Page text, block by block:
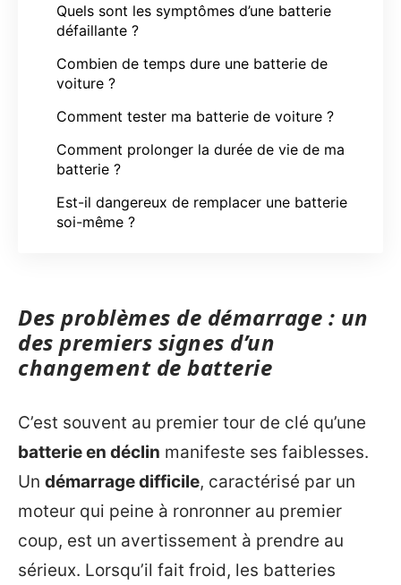
Quels sont les symptômes d’une batterie
défaillante ?
Combien de temps dure une batterie de
voiture ?
Comment tester ma batterie de voiture ?
Comment prolonger la durée de vie de ma
batterie ?
Est-il dangereux de remplacer une batterie
soi-même ?
Des problèmes de démarrage : un
des premiers signes d’un
changement de batterie
C’est souvent au premier tour de clé qu’une
batterie en déclin manifeste ses faiblesses.
Un démarrage difficile, caractérisé par un
moteur qui peine à ronronner au premier
coup, est un avertissement à prendre au
sérieux. Lorsqu’il fait froid, les batteries